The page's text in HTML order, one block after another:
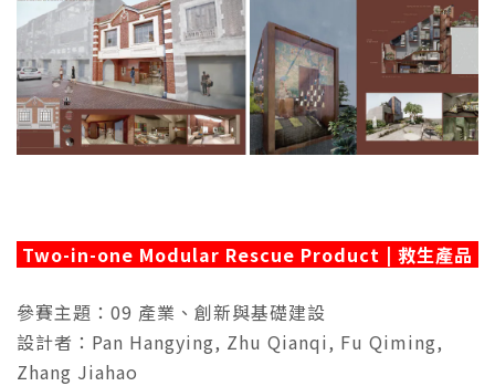
Two-in-one Modular Rescue Product | 救生產品
參賽主題：09 產業、創新與基礎建設
設計者：Pan Hangying, Zhu Qianqi, Fu Qiming,
Zhang Jiahao